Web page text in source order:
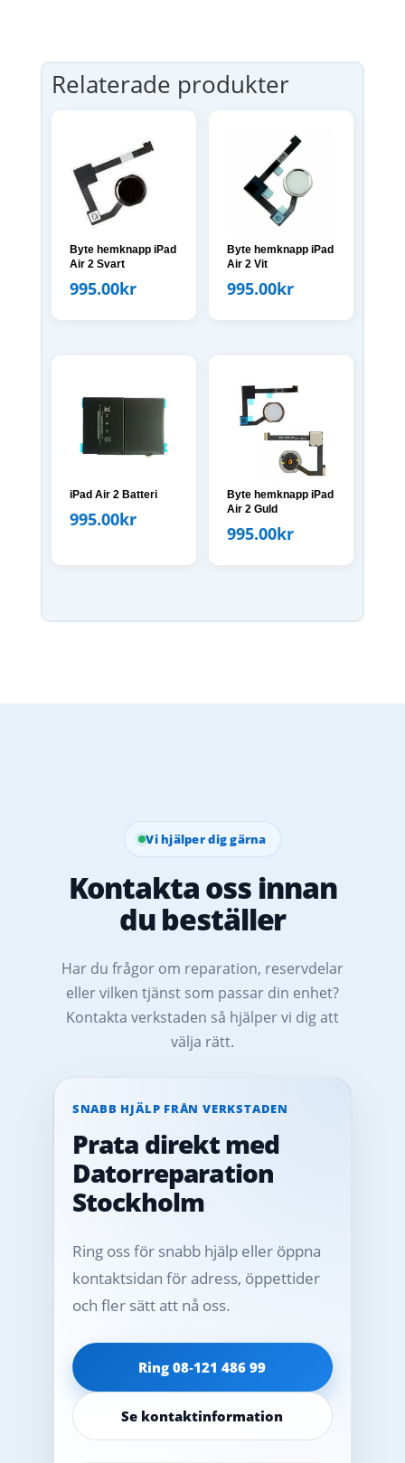
Relaterade produkter
Byte hemknapp iPad
Air 2 Svart
995.00kr
Byte hemknapp iPad
Air 2 Vit
995.00kr
iPad Air 2 Batteri
995.00kr
Byte hemknapp iPad
Air 2 Guld
995.00kr
Vi hjälper dig gärna
Kontakta oss innan
du beställer
Har du frågor om reparation, reservdelar
eller vilken tjänst som passar din enhet?
Kontakta verkstaden så hjälper vi dig att
välja rätt.
SNABB HJÄLP FRÅN VERKSTADEN
Prata direkt med
Datorreparation
Stockholm
Ring oss för snabb hjälp eller öppna
kontaktsidan för adress, öppettider
och fler sätt att nå oss.
Ring 08‑121 486 99
Se kontaktinformation